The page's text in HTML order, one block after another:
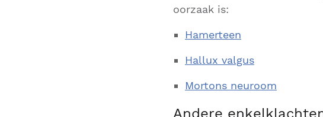
oorzaak is:
Hamerteen
Hallux valgus
Mortons neuroom
Andere